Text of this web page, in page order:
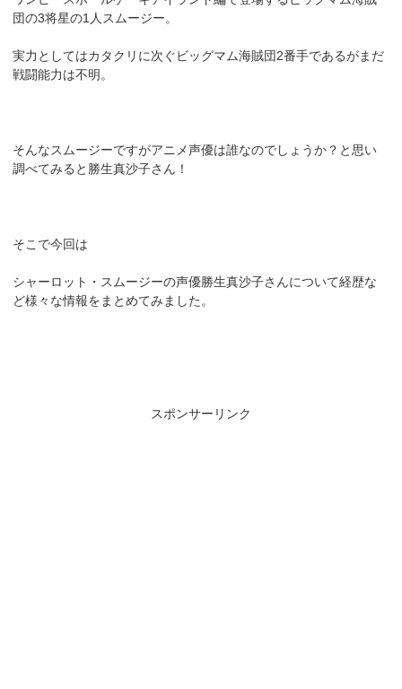
団の3将星の1人スムージー。
実力としてはカタクリに次ぐビッグマム海賊団2番手であるがまだ
戦闘能力は不明。
そんなスムージーですがアニメ声優は誰なのでしょうか？と思い
調べてみると勝生真沙子さん！
そこで今回は
シャーロット・スムージーの声優勝生真沙子さんについて経歴な
ど様々な情報をまとめてみました。
スポンサーリンク